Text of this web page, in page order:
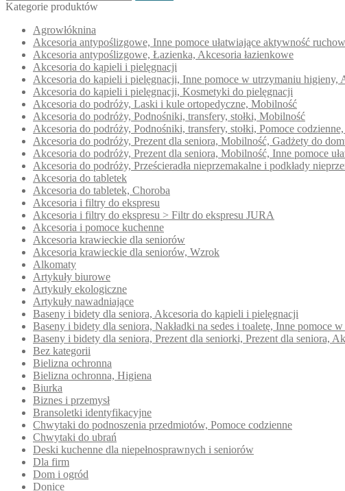
Kategorie produktów
Agrowłóknina
Akcesoria antypoślizgowe, Inne pomoce ułatwiające aktywność
Akcesoria antypoślizgowe, Łazienka, Akcesoria łazienkowe
Akcesoria do kąpieli i pielęgnacji
Akcesoria do kąpieli i pielęgnacji, Inne pomoce w utrzymaniu higieny,
Akcesoria do kąpieli i pielęgnacji, Kosmetyki do pielęgnacji
Akcesoria do podróży, Laski i kule ortopedyczne, Mobilność
Akcesoria do podróży, Podnośniki, transfery, stołki, Mobilność
Akcesoria do podróży, Podnośniki, transfery, stołki, Pomoce
Akcesoria do podróży, Prezent dla seniora, Mobilność, Gadżety do
Akcesoria do podróży, Prezent dla seniora, Mobilność, Inne pomoce
Akcesoria do podróży, Prześcieradła nieprzemakalne i podkłady
Akcesoria do tabletek
Akcesoria do tabletek, Choroba
Akcesoria i filtry do ekspresu
Akcesoria i filtry do ekspresu > Filtr do ekspresu JURA
Akcesoria i pomoce kuchenne
Akcesoria krawieckie dla seniorów
Akcesoria krawieckie dla seniorów, Wzrok
Alkomaty
Artykuły biurowe
Artykuły ekologiczne
Artykuły nawadniające
Baseny i bidety dla seniora, Akcesoria do kąpieli i pielęgnacji
Baseny i bidety dla seniora, Nakładki na sedes i toaletę, Inne pomoce
Baseny i bidety dla seniora, Prezent dla seniorki, Prezent dla seniora,
Bez kategorii
Bielizna ochronna
Bielizna ochronna, Higiena
Biurka
Biznes i przemysł
Bransoletki identyfikacyjne
Chwytaki do podnoszenia przedmiotów, Pomoce codzienne
Chwytaki do ubrań
Deski kuchenne dla niepełnosprawnych i seniorów
Dla firm
Dom i ogród
Donice